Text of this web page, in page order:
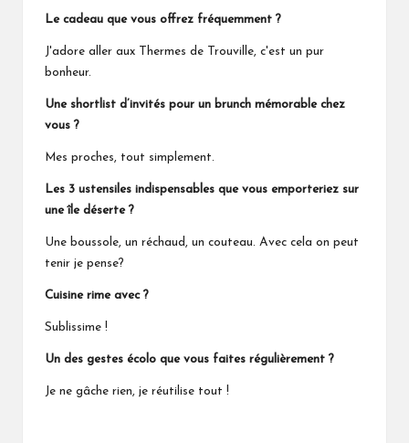
Le cadeau que vous offrez fréquemment ?
J'adore aller aux Thermes de Trouville, c'est un pur
bonheur.
Une shortlist d’invités pour un brunch mémorable chez
vous ?
Mes proches, tout simplement.
Les 3 ustensiles indispensables que vous emporteriez sur
une île déserte ?
Une boussole, un réchaud, un couteau. Avec cela on peut
tenir je pense?
Cuisine rime avec ?
Sublissime !
Un des gestes écolo que vous faites régulièrement ?
Je ne gâche rien, je réutilise tout !